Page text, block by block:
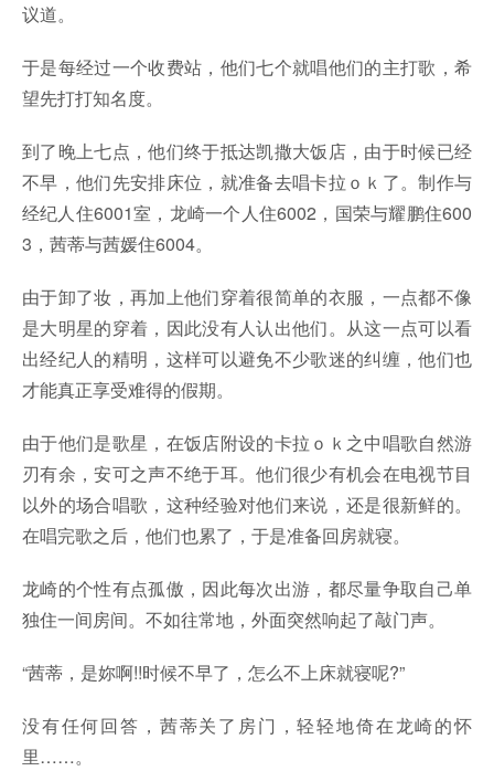
议道。
于是每经过一个收费站，他们七个就唱他们的主打歌，希
望先打打知名度。
到了晚上七点，他们终于抵达凯撒大饭店，由于时候已经
不早，他们先安排床位，就准备去唱卡拉ｏｋ了。制作与
经纪人住6001室，龙崎一个人住6002，国荣与耀鹏住600
3，茜蒂与茜媛住6004。
由于卸了妆，再加上他们穿着很简单的衣服，一点都不像
是大明星的穿着，因此没有人认出他们。从这一点可以看
出经纪人的精明，这样可以避免不少歌迷的纠缠，他们也
才能真正享受难得的假期。
由于他们是歌星，在饭店附设的卡拉ｏｋ之中唱歌自然游
刃有余，安可之声不绝于耳。他们很少有机会在电视节目
以外的场合唱歌，这种经验对他们来说，还是很新鲜的。
在唱完歌之后，他们也累了，于是准备回房就寝。
龙崎的个性有点孤傲，因此每次出游，都尽量争取自己单
独住一间房间。不如往常地，外面突然响起了敲门声。
“茜蒂，是妳啊!!时候不早了，怎么不上床就寝呢?”
没有任何回答，茜蒂关了房门，轻轻地倚在龙崎的怀
里……。